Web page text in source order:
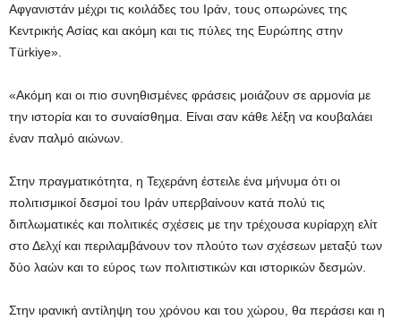
Αφγανιστάν μέχρι τις κοιλάδες του Ιράν, τους οπωρώνες της
Κεντρικής Ασίας και ακόμη και τις πύλες της Ευρώπης στην
Türkiye».
«Ακόμη και οι πιο συνηθισμένες φράσεις μοιάζουν σε αρμονία με
την ιστορία και το συναίσθημα. Είναι σαν κάθε λέξη να κουβαλάει
έναν παλμό αιώνων.
Στην πραγματικότητα, η Τεχεράνη έστειλε ένα μήνυμα ότι οι
πολιτισμικοί δεσμοί του Ιράν υπερβαίνουν κατά πολύ τις
διπλωματικές και πολιτικές σχέσεις με την τρέχουσα κυρίαρχη ελίτ
στο Δελχί και περιλαμβάνουν τον πλούτο των σχέσεων μεταξύ των
δύο λαών και το εύρος των πολιτιστικών και ιστορικών δεσμών.
Στην ιρανική αντίληψη του χρόνου και του χώρου, θα περάσει και η